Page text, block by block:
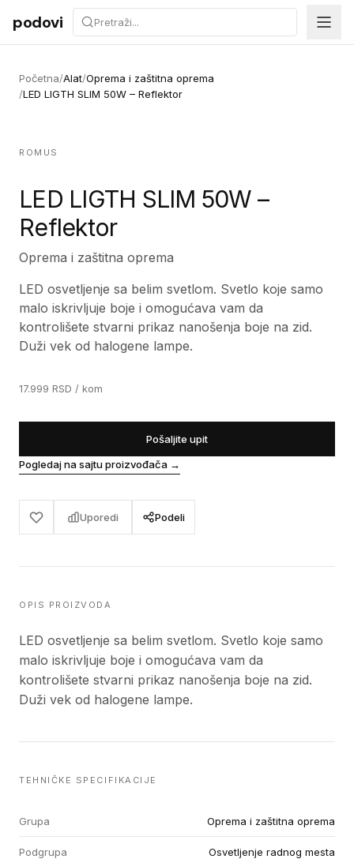
Preskoči na sadržaj
podovi
Početna/Alat/Oprema i zaštitna oprema
/LED LIGTH SLIM 50W – Reflektor
ROMUS
LED LIGTH SLIM 50W –
Reflektor
Oprema i zaštitna oprema
LED osvetljenje sa belim svetlom. Svetlo koje samo
malo iskrivljuje boje i omogućava vam da
kontrolišete stvarni prikaz nanošenja boje na zid.
Duži vek od halogene lampe.
17.999 RSD / kom
Pošaljite upit
Pogledaj na sajtu proizvođača →
Uporedi Podeli
OPIS PROIZVODA
LED osvetljenje sa belim svetlom. Svetlo koje samo
malo iskrivljuje boje i omogućava vam da
kontrolišete stvarni prikaz nanošenja boje na zid.
Duži vek od halogene lampe.
TEHNIČKE SPECIFIKACIJE
Grupa Oprema i zaštitna oprema
Podgrupa Osvetljenje radnog mesta